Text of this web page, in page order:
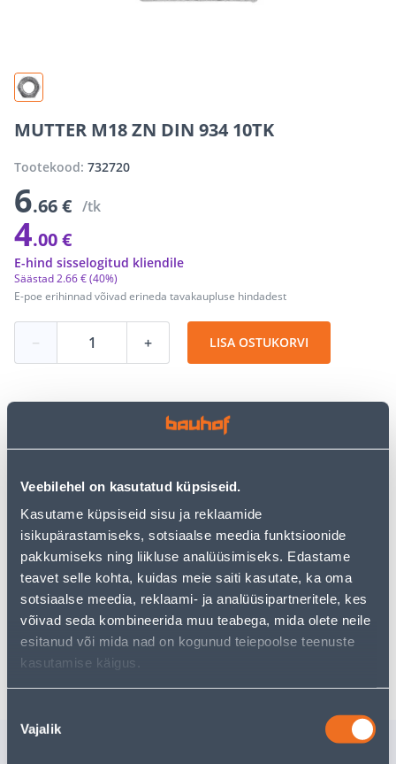
Veebilehel on kasutatud küpsiseid.
Kasutame küpsiseid sisu ja reklaamide
isikupärastamiseks, sotsiaalse meedia funktsioonide
pakkumiseks ning liikluse analüüsimiseks. Edastame
teavet selle kohta, kuidas meie saiti kasutate, ka oma
sotsiaalse meedia, reklaami- ja analüüsipartneritele, kes
võivad seda kombineerida muu teabega, mida olete neile
esitanud või mida nad on kogunud teiepoolse teenuste
kasutamise käigus.
valik
Vajalik
MUTTER M18 ZN DIN 934 10TK
Tootekood: 732720
6.66 € /tk
4.00 €
E-poe erihinnad võivad erineda tavakaupluse hindadest
Säästad2.66 €(40%)
E-hind sisselogitud kliendile
− + LISA OSTUKORVI
• Mutter M18 ZN DIN 934
• Pakis 10 tk.
• 14-päevane tagastusõigus.
Eeldatav kojuvedu 3,69 € al. 2-5 tööpäeva
Tarne pakiautomaati al. 2,29 € al. 2-5 tööpäeva
Poest kätte, alates 10.08.2026